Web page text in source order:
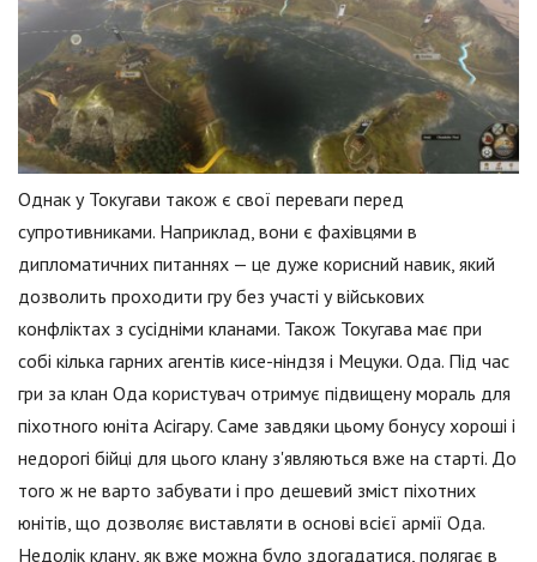
Однак у Токугави також є свої переваги перед
супротивниками. Наприклад, вони є фахівцями в
дипломатичних питаннях — це дуже корисний навик, який
дозволить проходити гру без участі у військових
конфліктах з сусідніми кланами. Також Токугава має при
собі кілька гарних агентів кисе-ніндзя і Мецуки. Ода. Під час
гри за клан Ода користувач отримує підвищену мораль для
піхотного юніта Асігару. Саме завдяки цьому бонусу хороші і
недорогі бійці для цього клану з'являються вже на старті. До
того ж не варто забувати і про дешевий зміст піхотних
юнітів, що дозволяє виставляти в основі всієї армії Ода.
Недолік клану, як вже можна було здогадатися, полягає в